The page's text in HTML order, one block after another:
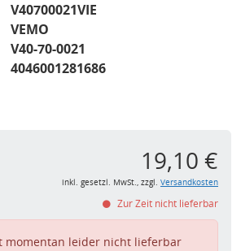
V40700021VIE
VEMO
V40-70-0021
4046001281686
19,10 €
inkl. gesetzl. MwSt., zzgl. Versandkosten
Zur Zeit nicht lieferbar
momentan leider nicht lieferbar